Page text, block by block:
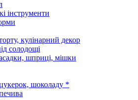
інструменти
кулінарний декор
солодощі
шприці, мішки
шоколаду *